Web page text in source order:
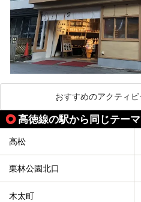
おすすめのアクティ
高徳線の駅から同じテー
高松
栗林公園北口
木太町